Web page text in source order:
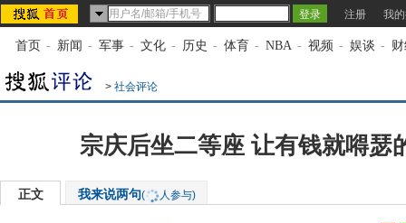
注册 我
首页 - 新闻 - 军事 - 文化 - 历史 - 体育 - NBA - 视频 - 娱谈 -
> 社会评论
宗庆后坐二等座 让有钱就嘚瑟
正文 我来说两句( 人参与)